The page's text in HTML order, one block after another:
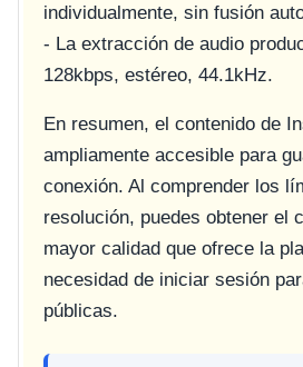
individualmente, sin fusión
- La extracción de audio
128kbps, estéreo, 44.1kHz.
En resumen, el contenido de
ampliamente accesible para
conexión. Al comprender los
resolución, puedes obtener el
mayor calidad que ofrece la
necesidad de iniciar sesión
públicas.